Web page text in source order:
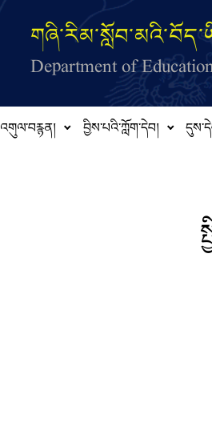
Department of
འགུལ་བརྙན། བྱིས་པའི་ཀློག་དེབ།